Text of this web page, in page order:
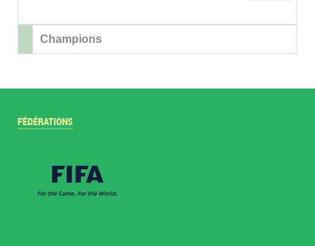
Champions
FÉDÉRATIONS